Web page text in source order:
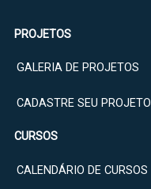
PROJETOS
GALERIA DE PROJETOS
CADASTRE SEU PROJETO
CURSOS
CALENDÁRIO DE CURSOS